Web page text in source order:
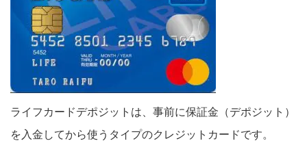
ライフカードデポジットは、事前に保証金（デポジット）
を入金してから使うタイプのクレジットカードです。